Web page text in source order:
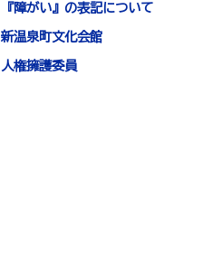
『障がい』の表記について
新温泉町文化会館
人権擁護委員